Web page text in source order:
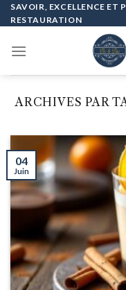
Passer
au
SAVOIR, EXCELLENCE ET
RESTAURATION
ARCHIVES PAR
04
Juin